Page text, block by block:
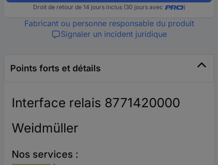
Droit de retour de 14 jours inclus (30 jours avec )
Fabricant ou personne responsable du produit
Signaler un incident juridique
Points forts et détails
Interface relais 8771420000
Weidmüller
Nos services :